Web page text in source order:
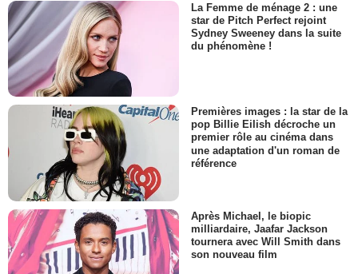
La Femme de ménage 2 : une
star de Pitch Perfect rejoint
Sydney Sweeney dans la suite
du phénomène !
Premières images : la star de la
pop Billie Eilish décroche un
premier rôle au cinéma dans
une adaptation d'un roman de
référence
Après Michael, le biopic
milliardaire, Jaafar Jackson
tournera avec Will Smith dans
son nouveau film